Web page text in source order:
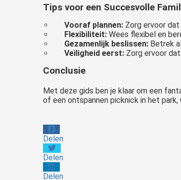
Tips voor een Succesvolle
Vooraf plannen: Zorg ervoor
Flexibiliteit: Wees flexibel en
Gezamenlijk beslissen: Betrek
Veiligheid eerst: Zorg ervoor
Conclusie
Met deze gids ben je klaar om een
of een ontspannen picknick in het
Delen
Delen
Delen